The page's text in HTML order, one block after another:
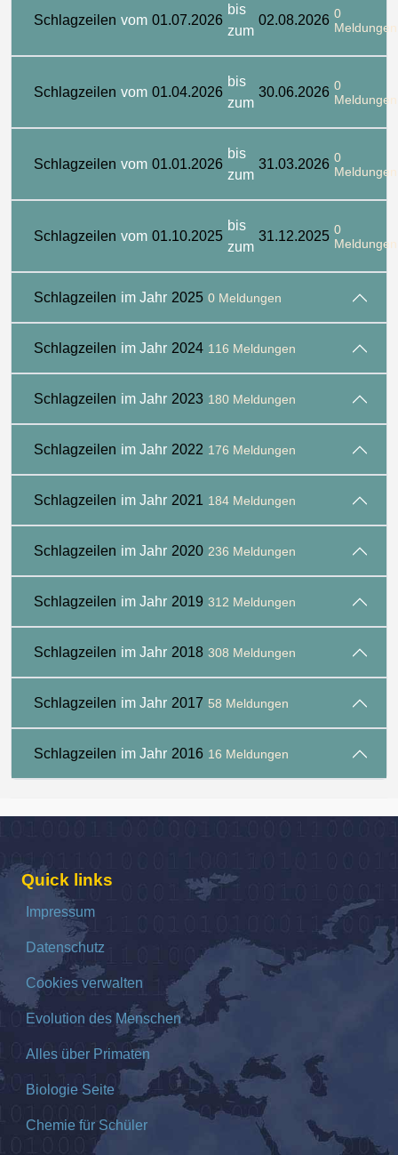
Schlagzeilen vom 01.07.2026
bis
zum
02.08.2026 0
Meldungen
Schlagzeilen vom 01.04.2026
bis
zum
30.06.2026 0
Meldungen
Schlagzeilen vom 01.01.2026
bis
zum
31.03.2026 0
Meldungen
Schlagzeilen vom 01.10.2025
bis
zum
31.12.2025 0
Meldungen
Schlagzeilen im Jahr 2025 0 Meldungen
Schlagzeilen im Jahr 2024 116 Meldungen
Schlagzeilen im Jahr 2023 180 Meldungen
Schlagzeilen im Jahr 2022 176 Meldungen
Schlagzeilen im Jahr 2021 184 Meldungen
Schlagzeilen im Jahr 2020 236 Meldungen
Schlagzeilen im Jahr 2019 312 Meldungen
Schlagzeilen im Jahr 2018 308 Meldungen
Schlagzeilen im Jahr 2017 58 Meldungen
Schlagzeilen im Jahr 2016 16 Meldungen
Quick links
Impressum
Datenschutz
Cookies verwalten
Evolution des Menschen
Alles über Primaten
Biologie Seite
Chemie für Schüler